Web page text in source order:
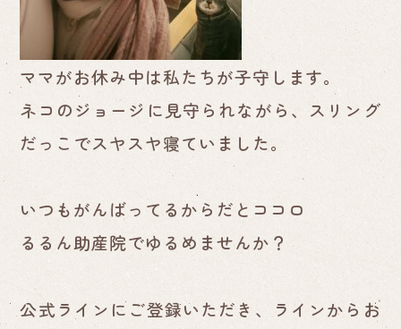
ママがお休み中は私たちが子守します。
ネコのジョージに見守られながら、スリング
だっこでスヤスヤ寝ていました。
いつもがんばってるからだとココロ
るるん助産院でゆるめませんか？
公式ラインにご登録いただき、ラインからお